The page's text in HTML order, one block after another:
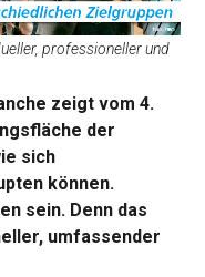
professioneller und
zeigt vom 4.
der
sich
können.
sein. Denn das
umfassender